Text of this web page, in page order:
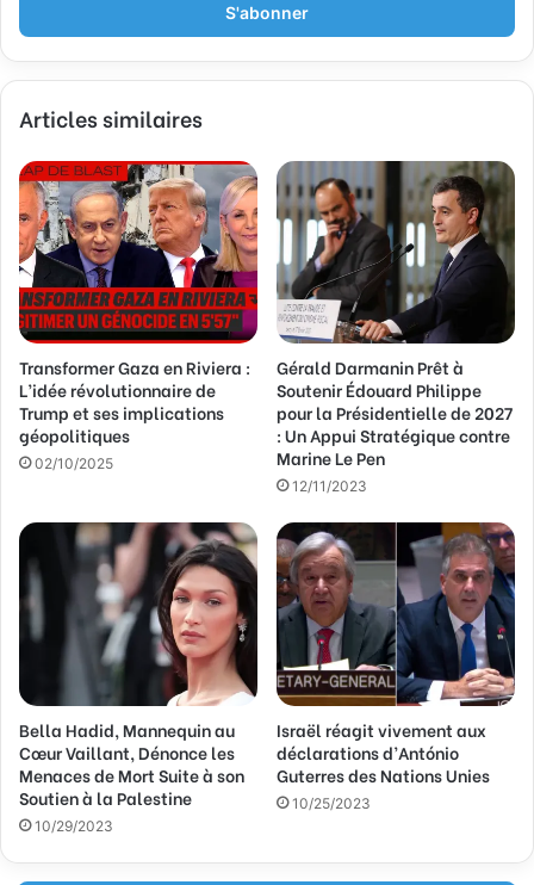
e
z
o
r
e
a
d
r
e
s
s
e
E
m
a
i
Articles similaires
Transformer Gaza en Riviera :
L’idée révolutionnaire de
Trump et ses implications
géopolitiques
02/10/2025
Gérald Darmanin Prêt à
Soutenir Édouard Philippe
pour la Présidentielle de 2027
: Un Appui Stratégique contre
Marine Le Pen
12/11/2023
Bella Hadid, Mannequin au
Cœur Vaillant, Dénonce les
Menaces de Mort Suite à son
Soutien à la Palestine
10/29/2023
Israël réagit vivement aux
déclarations d’António
Guterres des Nations Unies
10/25/2023